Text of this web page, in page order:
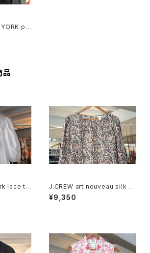
pri
品
lace tri
J.CREW art nouveau silk p
ullover Blouse
¥9,350